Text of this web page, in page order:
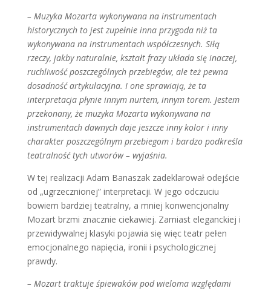
– Muzyka Mozarta wykonywana na instrumentach
historycznych to jest zupełnie inna przygoda niż ta
wykonywana na instrumentach współczesnych. Siłą
rzeczy, jakby naturalnie, kształt frazy układa się inaczej,
ruchliwość poszczególnych przebiegów, ale też pewna
dosadność artykulacyjna. I one sprawiają, że ta
interpretacja płynie innym nurtem, innym torem. Jestem
przekonany, że muzyka Mozarta wykonywana na
instrumentach dawnych daje jeszcze inny kolor i inny
charakter poszczególnym przebiegom i bardzo podkreśla
teatralność tych utworów – wyjaśnia.
W tej realizacji Adam Banaszak zadeklarował odejście
od „ugrzecznionej” interpretacji. W jego odczuciu
bowiem bardziej teatralny, a mniej konwencjonalny
Mozart brzmi znacznie ciekawiej. Zamiast eleganckiej i
przewidywalnej klasyki pojawia się więc teatr pełen
emocjonalnego napięcia, ironii i psychologicznej
prawdy.
– Mozart traktuje śpiewaków pod wieloma względami